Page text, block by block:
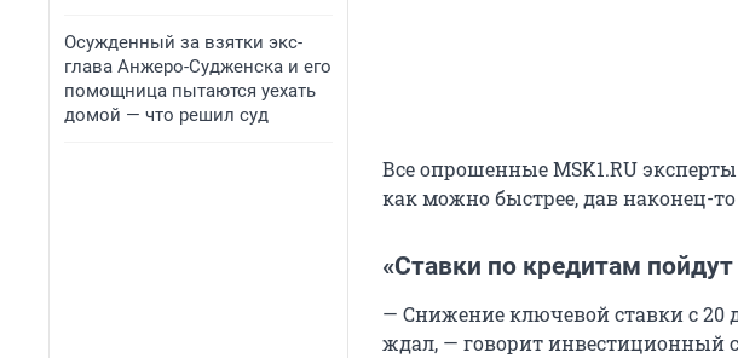
Осужденный за взятки экс-
глава Анжеро-Судженска и его
помощница пытаются уехать
домой — что решил суд
Все опрошенные MSK1.RU
как можно быстрее, дав наконец-
«Ставки по кредитам
— Снижение ключевой ставки с 20
ждал, — говорит инвестиционный